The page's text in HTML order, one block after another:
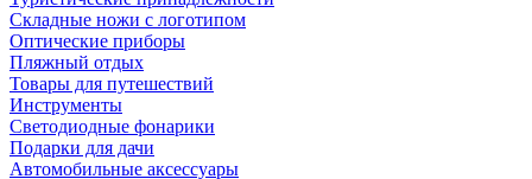
Складные ножи с логотипом
Оптические приборы
Пляжный отдых
Товары для путешествий
Инструменты
Светодиодные фонарики
Подарки для дачи
Автомобильные аксессуары